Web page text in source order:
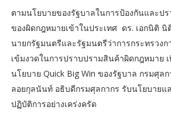
ตามนโยบายของรัฐบาลในการป้องกันและป
ของผิดกฎหมายเข้าในประเทศ ดร. เอกนิติ
นายกรัฐมนตรีและรัฐมนตรีว่าการกระทรวงก
เข้มงวดในการปราบปรามสินค้าผิดกฎหมาย
นโยบาย Quick Big Win ของรัฐบาล กรมศุล
ลอยกุลนันท์ อธิบดีกรมศุลกากร รับนโยบายแ
ปฏิบัติการอย่างเคร่งครัด